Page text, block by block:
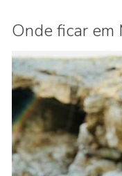
Onde ficar em